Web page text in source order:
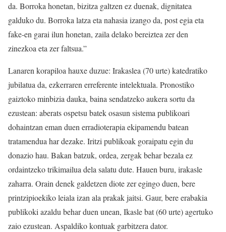
da. Borroka honetan, bizitza galtzen ez duenak, dignitatea
galduko du. Borroka latza eta nahasia izango da, post egia eta
fake-en garai ilun honetan, zaila delako bereiztea zer den
zinezkoa eta zer faltsua.”
Lanaren korapiloa hauxe duzue: Irakaslea (70 urte) katedratiko
jubilatua da, ezkerraren erreferente intelektuala. Pronostiko
gaiztoko minbizia dauka, baina sendatzeko aukera sortu da
ezustean: aberats ospetsu batek osasun sistema publikoari
dohaintzan eman duen erradioterapia ekipamendu batean
tratamendua har dezake. Iritzi publikoak goraipatu egin du
donazio hau. Bakan batzuk, ordea, zergak behar bezala ez
ordaintzeko trikimailua dela salatu dute. Hauen buru, irakasle
zaharra. Orain denek galdetzen diote zer egingo duen, bere
printzipioekiko leiala izan ala prakak jaitsi. Gaur, bere erabakia
publikoki azaldu behar duen unean, Ikasle bat (60 urte) agertuko
zaio ezustean. Aspaldiko kontuak garbitzera dator.